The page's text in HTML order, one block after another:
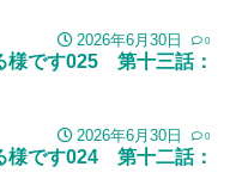
2026年6月30日 0
様です025 第十三話：
2026年6月30日 0
様です024 第十二話：